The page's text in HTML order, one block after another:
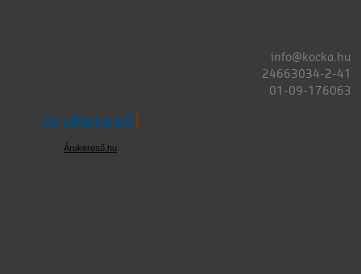
info@kocka.hu
24663034-2-41
01-09-176063
Árukereső.hu